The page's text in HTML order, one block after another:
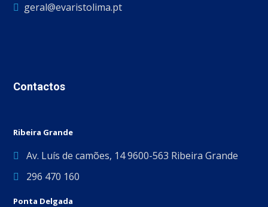
geral@evaristolima.pt
Contactos
Ribeira Grande
Av. Luís de camões, 14 9600-563 Ribeira Grande
296 470 160
Ponta Delgada